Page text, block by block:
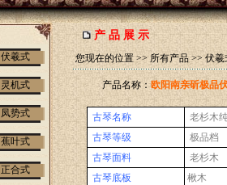
伏羲式
灵机式
凤势式
蕉叶式
正合式
产 品 展 示
您现在的位置 >>所有产品>>伏羲
产品名称：欧阳南亲斫极品
古琴名称
老杉木
古琴等级
极品档
古琴面料
老杉木
古琴底板
楸木